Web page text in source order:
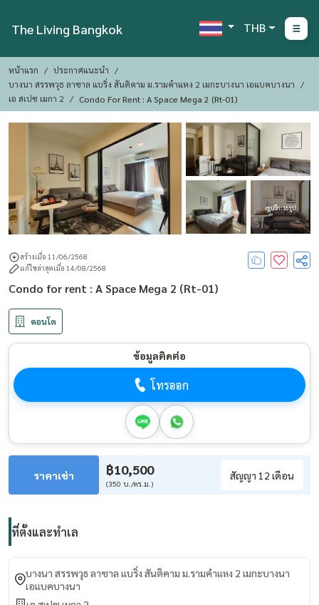
The Living Bangkok THB
หน้าแรก
ประกาศแนะนำ
บางนา สรรพวุธ ลาซาล แบริ่ง สันติคาม ม.รามคำแหง 2 เมกะบางนา เอแบคบางนา
เอ สเปซ เมกา 2
Condo For Rent : A Space Mega 2 (Rt-01)
ดูรูปอีก : 16 รูป
สร้างเมื่อ 11/06/2568
แก้ไขล่าสุดเมื่อ 14/08/2568
Condo for rent : A Space Mega 2 (Rt-01)
คอนโด
ข้อมูลติดต่อ
โทรออก
ราคาเช่า ฿10,500
(350 บ./ตร.ม.)
สัญญา 12 เดือน
ที่ตั้งและทำเล
บางนา สรรพวุธ ลาซาล แบริ่ง สันติคาม ม.รามคำแหง 2 เมกะบางนา
เอแบคบางนา